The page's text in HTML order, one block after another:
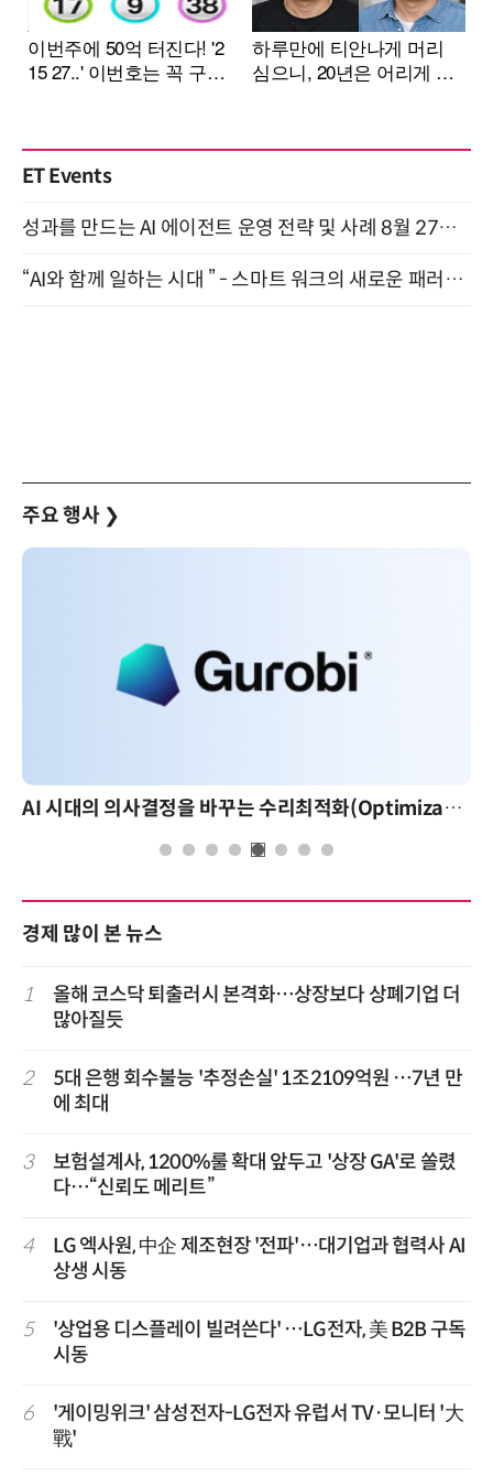
ET Events
성과를 만드는 AI 에이전트 운영 전략 및 사례 8월 27일 개최
“AI와 함께 일하는 시대 ” - 스마트 워크의 새로운 패러다임 (9/11)
주요 행사 ❯
AI 시대의 의사결정을 바꾸는 수리최적화(Optimization): 실제 산업 적용 사례와 활용 전략
경제 많이 본 뉴스
1
올해 코스닥 퇴출러시 본격화…상장보다 상폐기업 더
많아질듯
2
5대 은행 회수불능 '추정손실' 1조2109억원 …7년 만
에 최대
3
보험설계사, 1200%룰 확대 앞두고 '상장 GA'로 쏠렸
다…“신뢰도 메리트”
4
LG 엑사원, 中企 제조현장 '전파'…대기업과 협력사 AI
상생 시동
5
'상업용 디스플레이 빌려쓴다' …LG전자, 美 B2B 구독
시동
6
'게이밍위크' 삼성전자-LG전자 유럽서 TV·모니터 '大
戰'